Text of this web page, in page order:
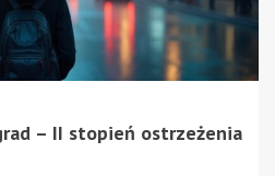
– II stopień ostrzeżenia